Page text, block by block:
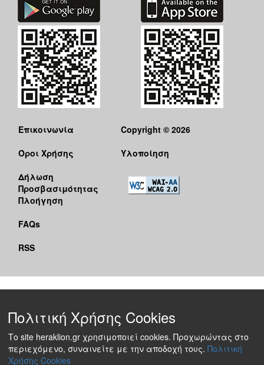
Επικοινωνία
Όροι Χρήσης
Δήλωση
Προσβασιμότητας
Πλοήγηση
FAQs
RSS
Copyright © 2026
Υλοποίηση
Πολιτική Χρήσης Cookies
Το site heraklion.gr χρησιμοποιεί cookies. Προχωρώντας στο
περιεχόμενο, συναινείτε με την αποδοχή τους. Πολιτική
Χρήσης Cookies